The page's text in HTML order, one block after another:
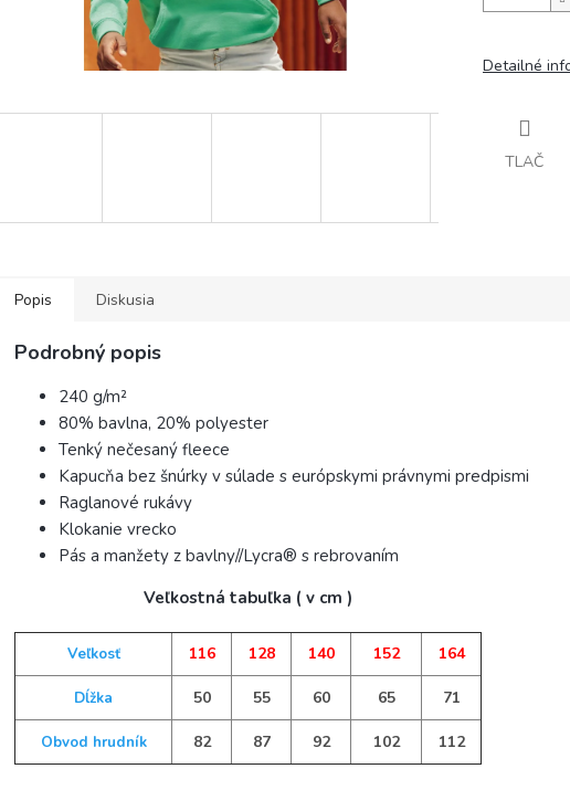
Detailné
TLAČ
Popis Diskusia
Podrobný popis
240 g/m²
80% bavlna, 20% polyester
Tenký nečesaný fleece
Kapucňa bez šnúrky v súlade s európskymi právnymi predpismi
Raglanové rukávy
Klokanie vrecko
Pás a manžety z bavlny//Lycra® s rebrovaním
Veľkostná tabuľka ( v cm )
Veľkosť 116 128 140 152 164
Dĺžka 50 55 60 65 71
Obvod hrudník 82 87 92 102 112